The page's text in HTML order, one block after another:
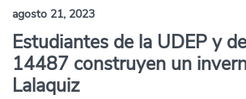
agosto 21, 2023
Estudiantes de la UDEP y
14487 construyen un
Lalaquiz